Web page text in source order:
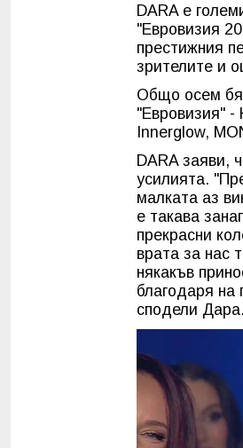
DARA е
"Евровизия
престижния
зрителите и
Общо осем
"Евровизия" -
Innerglow,
DARA заяви,
усилията.
малката аз
е такава
прекрасни
врата за нас
някакъв
благодаря на
сподели Дара.